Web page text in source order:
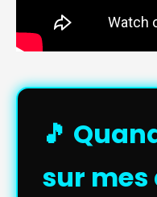
🎵
sur